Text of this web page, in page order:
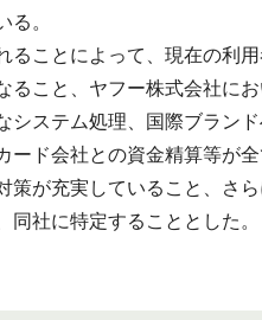
る。
ることによって、現在の利
ること、ヤフー株式会社に
システム処理、国際ブラン
ード会社との資金精算等が
策が充実していること、さ
同社に特定することとした。